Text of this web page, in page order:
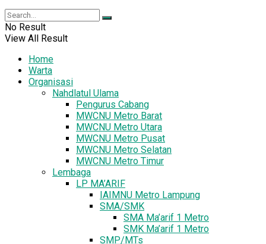
No Result
View All Result
Home
Warta
Organisasi
Nahdlatul Ulama
Pengurus Cabang
MWCNU Metro Barat
MWCNU Metro Utara
MWCNU Metro Pusat
MWCNU Metro Selatan
MWCNU Metro Timur
Lembaga
LP MA’ARIF
IAIMNU Metro Lampung
SMA/SMK
SMA Ma’arif 1 Metro
SMK Ma’arif 1 Metro
SMP/MTs